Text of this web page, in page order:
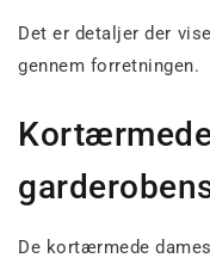
Det er detaljer der
gennem forretningen.
De kortærmede